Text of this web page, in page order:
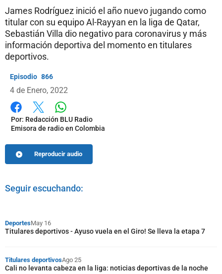
James Rodríguez inició el año nuevo jugando como
titular con su equipo Al-Rayyan en la liga de Qatar,
Sebastián Villa dio negativo para coronavirus y más
información deportiva del momento en titulares
deportivos.
866
4 de Enero, 2022
Facebook
X Whatsapp
Por: Redacción BLU Radio
Emisora de radio en Colombia
Reproducir audio
Seguir escuchando:
DeportesMay 16
Titulares deportivos - Ayuso vuela en el Giro! Se lleva la etapa 7
Titulares deportivosAgo 25
Cali no levanta cabeza en la liga: noticias deportivas de la noche